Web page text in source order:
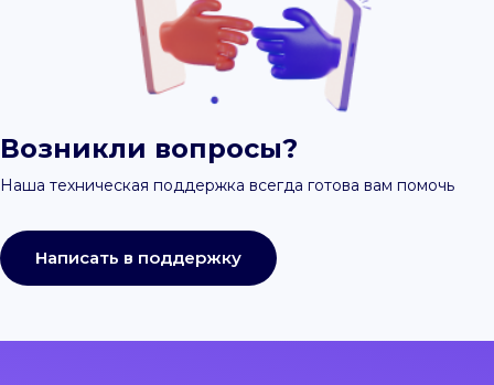
Возникли вопросы?
Наша техническая поддержка всегда готова вам помочь
Написать в поддержку